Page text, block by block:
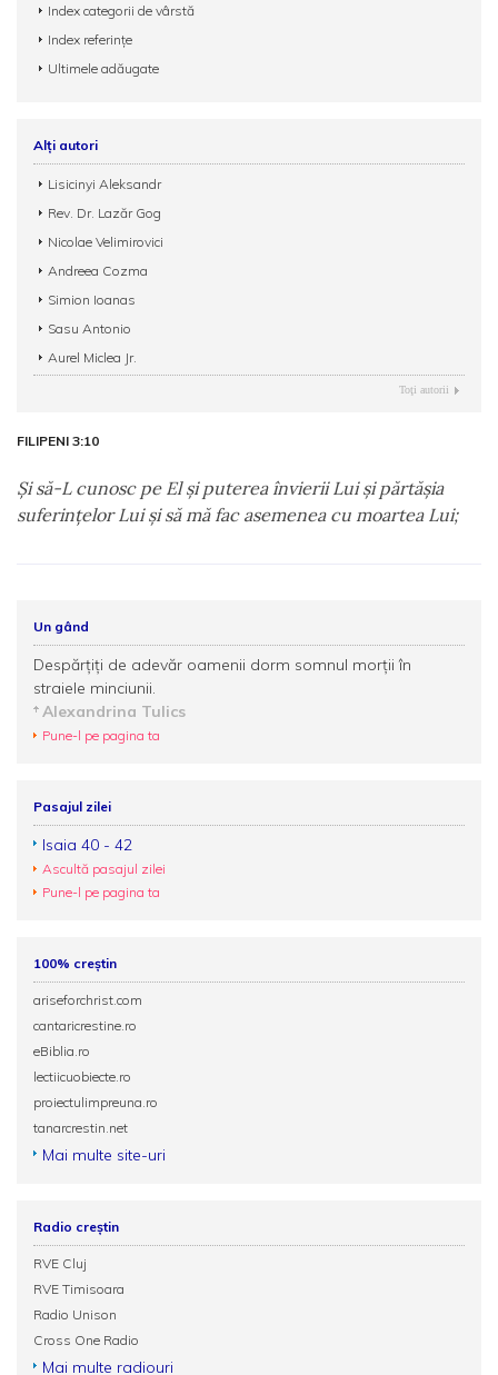
Index categorii de vârstă
Index referințe
Ultimele adăugate
Alți autori
Lisicinyi Aleksandr
Rev. Dr. Lazăr Gog
Nicolae Velimirovici
Andreea Cozma
Simion Ioanas
Sasu Antonio
Aurel Miclea Jr.
Toţi autorii
FILIPENI 3:10
Şi să-L cunosc pe El şi puterea învierii Lui şi părtăşia
suferinţelor Lui şi să mă fac asemenea cu moartea Lui;
Un gând
Despărțiți de adevăr oamenii dorm somnul morții în
straiele minciunii.
Alexandrina Tulics
Pune-l pe pagina ta
Pasajul zilei
Isaia 40 - 42
Ascultă pasajul zilei
Pune-l pe pagina ta
100% creștin
ariseforchrist.com
cantaricrestine.ro
eBiblia.ro
lectiicuobiecte.ro
proiectulimpreuna.ro
tanarcrestin.net
Mai multe site-uri
Radio creștin
RVE Cluj
RVE Timisoara
Radio Unison
Cross One Radio
Mai multe radiouri